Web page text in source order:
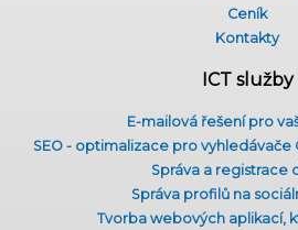
Ceník
Kontakty
ICT služby
E-mailová řešení pro
SEO - optimalizace pro vyhledávače
Správa a registrace
Správa profilů na
Tvorba webových aplikací,